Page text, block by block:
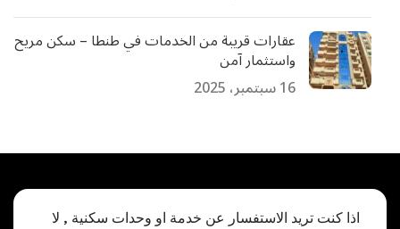
عقارات قريبة من الخدمات في طنطا – سكن مريح
واستثمار آمن
16 سبتمبر، 2025
اذا كنت تريد الاستفسار عن خدمة او وحدات سكنية , لا